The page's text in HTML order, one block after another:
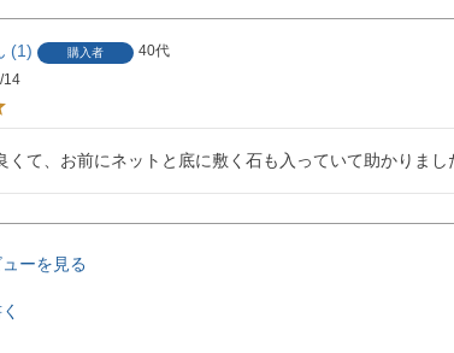
1 購入者
40代
14
くて、お前にネットと底に敷く石も入っていて助かりま
ーを見る